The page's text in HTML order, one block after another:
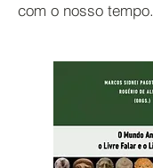
com o nosso tempo.